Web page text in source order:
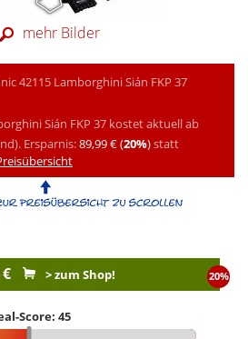
mehr Bilder
42115 Lamborghini Sián FKP 37
Sián FKP 37 kostet aktuell ab
Ersparnis:89,99 € (20%)statt
20%
> zum Shop!
Score: 45